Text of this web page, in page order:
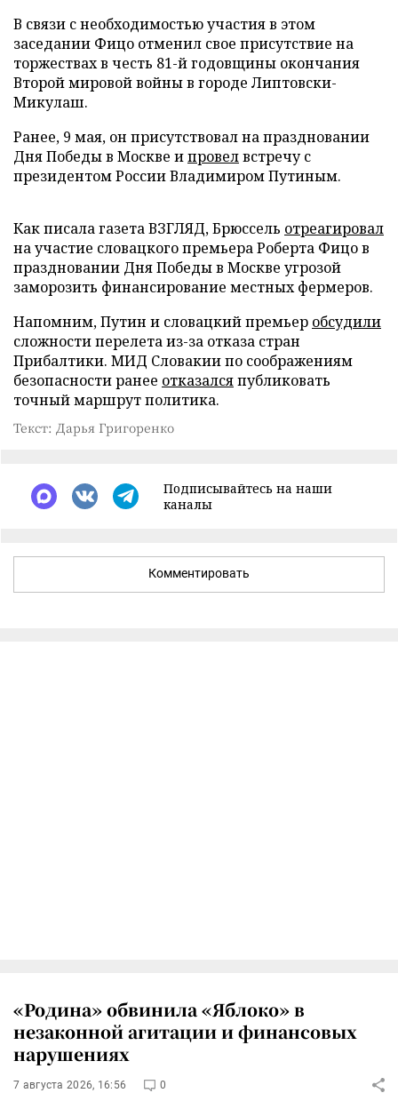
В связи с необходимостью участия в этом
заседании Фицо отменил свое присутствие на
торжествах в честь 81-й годовщины окончания
Второй мировой войны в городе Липтовски-
Микулаш.
Ранее, 9 мая, он присутствовал на праздновании
Дня Победы в Москве ипровелвстречу с
президентом России Владимиром Путиным.
Как писала газета ВЗГЛЯД, Брюссель отреагировал
на участие словацкого премьера Роберта Фицо в
праздновании Дня Победы в Москве угрозой
заморозить финансирование местных фермеров.
Напомним, Путин и словацкий премьер обсудили
сложности перелета из-за отказа стран
Прибалтики. МИД Словакии по соображениям
безопасности ранее отказалсяпубликовать
точный маршрут политика.
Текст: Дарья Григоренко
Подписывайтесь на наши
каналы
Комментировать
«Родина» обвинила «Яблоко» в
незаконной агитации и финансовых
нарушениях
7 августа 2026, 16:56 0